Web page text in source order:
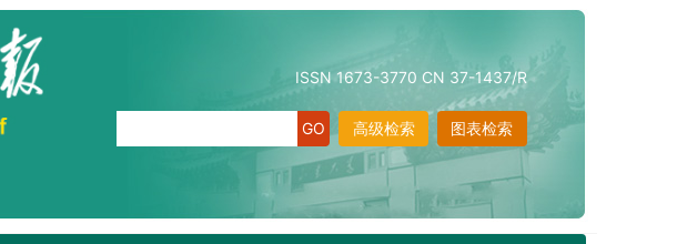
ISSN 1673-3770 CN 37-1437/R
图表检索
高级检索